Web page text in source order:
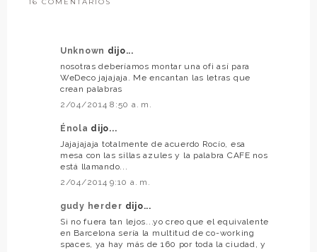
Unknown dijo...
nosotras deberíamos montar una ofi así para
WeDeco jajajaja. Me encantan las letras que
crean palabras
2/04/2014 8:50 a. m.
Énola dijo...
Jajajajaja totalmente de acuerdo Rocío, esa
mesa con las sillas azules y la palabra CAFE nos
está llamando...
2/04/2014 9:10 a. m.
gudy herder dijo...
Si no fuera tan lejos...yo creo que el equivalente
en Barcelona sería la multitud de co-working
spaces, ya hay más de 160 por toda la ciudad, y